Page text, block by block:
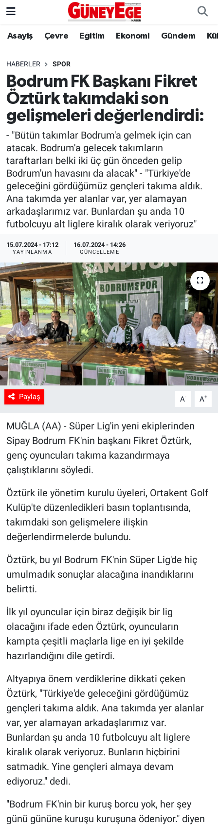
Asayiş Çevre Eğitim Ekonomi Gündem
HABERLER SPOR
Bodrum FK Başkanı Fikret
Öztürk takımdaki son
gelişmeleri değerlendirdi:
- "Bütün takımlar Bodrum'a gelmek için can
atacak. Bodrum'a gelecek takımların
taraftarları belki iki üç gün önceden gelip
Bodrum'un havasını da alacak" - "Türkiye'de
geleceğini gördüğümüz gençleri takıma aldık.
Ana takımda yer alanlar var, yer alamayan
arkadaşlarımız var. Bunlardan şu anda 10
futbolcuyu alt liglere kiralık olarak veriyoruz"
15.07.2024 - 17:12
YAYINLANMA
16.07.2024 - 14:26
GÜNCELLEME
Paylaş A- A+
MUĞLA (AA) - Süper Lig'in yeni ekiplerinden
Sipay Bodrum FK'nin başkanı Fikret Öztürk,
genç oyuncuları takıma kazandırmaya
çalıştıklarını söyledi.
Öztürk ile yönetim kurulu üyeleri, Ortakent Golf
Kulüp'te düzenledikleri basın toplantısında,
takımdaki son gelişmelere ilişkin
değerlendirmelerde bulundu.
Öztürk, bu yıl Bodrum FK'nin Süper Lig'de hiç
umulmadık sonuçlar alacağına inandıklarını
belirtti.
İlk yıl oyuncular için biraz değişik bir lig
olacağını ifade eden Öztürk, oyuncuların
kampta çeşitli maçlarla lige en iyi şekilde
hazırlandığını dile getirdi.
Altyapıya önem verdiklerine dikkati çeken
Öztürk, "Türkiye'de geleceğini gördüğümüz
gençleri takıma aldık. Ana takımda yer alanlar
var, yer alamayan arkadaşlarımız var.
Bunlardan şu anda 10 futbolcuyu alt liglere
kiralık olarak veriyoruz. Bunların hiçbirini
satmadık. Yine gençleri almaya devam
ediyoruz." dedi.
"Bodrum FK'nin bir kuruş borcu yok, her şey
günü gününe kuruşu kuruşuna ödeniyor." diyen
Asayiş
Çevre
Eğitim
Ekonomi
Gündem
Kültür Sanat
Magazin
Politika
Spor
Yaşam
Tarım
İstanbul Hava Durumu
İstanbul Trafik Yoğunluk Haritası
Süper Lig Puan Durumu ve Fikstür
Tüm Manşetler
Son Dakika Haberleri
Haber Arşivi